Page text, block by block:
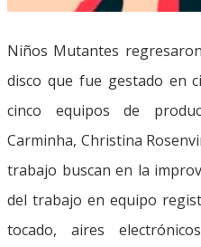
Niños Mutantes
disco que fue gestado en
cinco equipos de
Carminha, Christina
trabajo buscan en la
del trabajo en equipo
tocado, aires